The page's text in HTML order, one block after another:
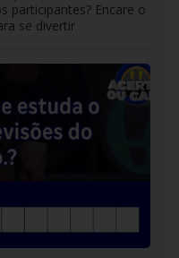
participantes? Encare o
se divertir